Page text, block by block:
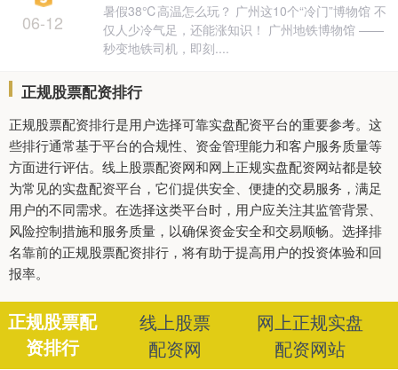
暑假38℃高温怎么玩？ 广州这10个“冷门”博物馆 不
仅人少冷气足，还能涨知识！ 广州地铁博物馆 ——
秒变地铁司机，即刻....
06-12
正规股票配资排行
正规股票配资排行是用户选择可靠实盘配资平台的重要参考。这
些排行通常基于平台的合规性、资金管理能力和客户服务质量等
方面进行评估。线上股票配资网和网上正规实盘配资网站都是较
为常见的实盘配资平台，它们提供安全、便捷的交易服务，满足
用户的不同需求。在选择这类平台时，用户应关注其监管背景、
风险控制措施和服务质量，以确保资金安全和交易顺畅。选择排
名靠前的正规股票配资排行，将有助于提高用户的投资体验和回
报率。
正规股票配
资排行
线上股票
配资网
网上正规实盘
配资网站